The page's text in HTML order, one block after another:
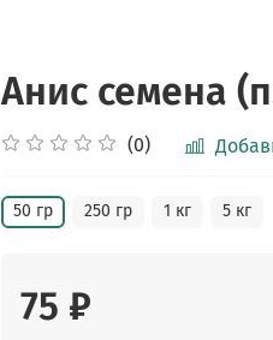
Анис семена
(0)
50 гр 250 гр 1 кг 5 кг
75 ₽